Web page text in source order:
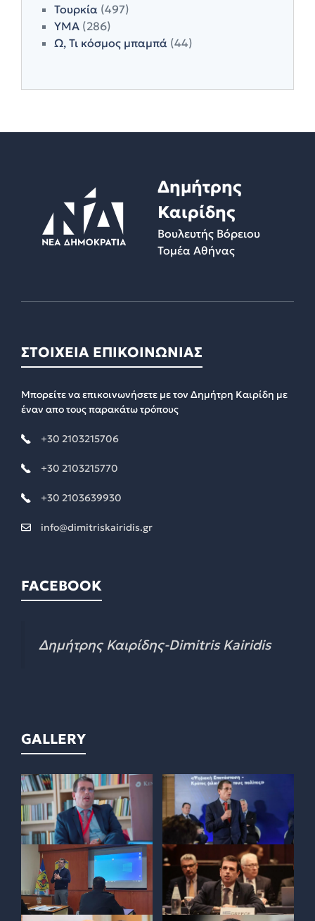
Τουρκία (497)
ΥΜΑ (286)
Ω, Τι κόσμος μπαμπά (44)
Δημήτρης
Καιρίδης
Βουλευτής Βόρειου
Τομέα Αθήνας
ΣΤΟΙΧΕΙΑ ΕΠΙΚΟΙΝΩΝΙΑΣ
Μπορείτε να επικοινωνήσετε με τον Δημήτρη Καιρίδη με
έναν απο τους παρακάτω τρόπους
+30 2103215706
+30 2103215770
+30 2103639930
info@dimitriskairidis.gr
FACEBOOK
Δημήτρης Καιρίδης-Dimitris Kairidis
GALLERY